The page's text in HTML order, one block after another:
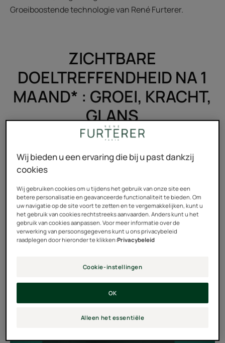
Groeiboostende technologie van René Furterer.
ZICHTBARE
DOELTREFFENDHEID NA 1
MAAND* : GROEI, KRACHT,
GLANS
Het haar groeit
2x sterker** en
sneller*
Wij bieden u een ervaring die bij u past dankzij
cookies
Wij gebruiken cookies om u tijdens het gebruik van onze site een
betere personalisatie en geavanceerde functionaliteit te bieden. Om
uw navigatie op de site voort te zetten en te vergemakkelijken, kunt u
het gebruik van cookies rechtstreeks aanvaarden. Anders kunt u het
gebruik van cookies aanpassen. Voor meer informatie over de
verwerking van persoonsgegevens kunt u ons privacybeleid
raadplegen door hieronder te klikken:Privacybeleid
Cookie-instellingen
Alleen het essentiële
OK